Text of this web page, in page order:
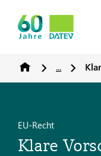
...
EU-Recht
Klare